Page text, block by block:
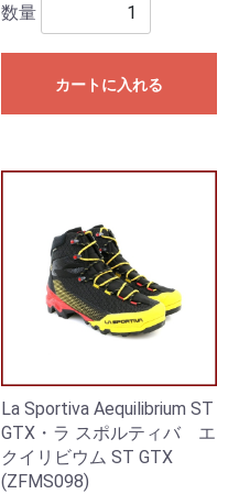
数量
カートに入れる
La Sportiva Aequilibrium ST
GTX・ラ スポルティバ エ
クイリビウム ST GTX
(ZFMS098)